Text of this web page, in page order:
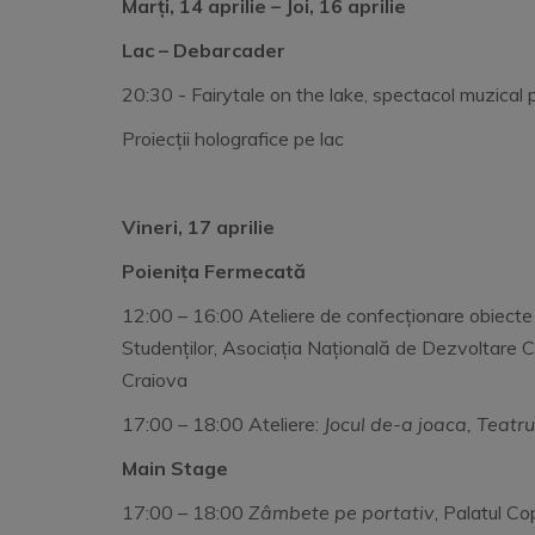
Marți, 14 aprilie – Joi, 16 aprilie
Lac – Debarcader
20:30 - Fairytale on the lake, spectacol muzical
Proiecții holografice pe lac
Vineri, 17 aprilie
Poienița Fermecată
12:00 – 16:00 Ateliere de confecționare
Studenților, Asociația Națională de Dezvoltare
Craiova
17:00 – 18:00 Ateliere: Jocul de-a joaca,
Main Stage
17:00 – 18:00 Zâmbete pe portativ, Palatul